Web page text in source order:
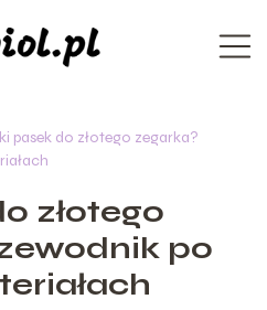
pasek do złotego zegarka?
złotego
po